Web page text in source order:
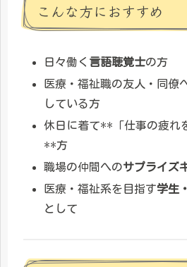
こんな方におすすめ
日々働く 言語聴覚士の方
医療・福祉職の友人・同僚
している方
休日に着て**「仕事の疲れ
**方
職場の仲間へのサプライズ
医療・福祉系を目指す学生
として